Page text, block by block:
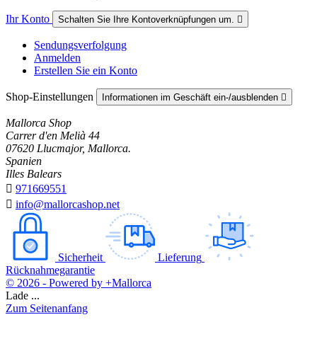
Ihr Konto Schalten Sie Ihre Kontoverknüpfungen um. 
Sendungsverfolgung
Anmelden
Erstellen Sie ein Konto
Shop-Einstellungen Informationen im Geschäft ein-/ausblenden 
Mallorca Shop
Carrer d'en Melià 44
07620 Llucmajor, Mallorca.
Spanien
Illes Balears
 971669551
 info@mallorcashop.net
Sicherheit
Lieferung
Rücknahmegarantie
© 2026 - Powered by +Mallorca
Lade ...
Zum Seitenanfang